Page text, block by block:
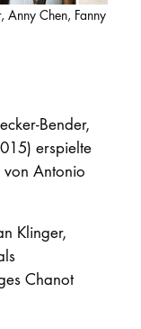
Anny Chen, Fanny
Bender,
erspielte
Antonio
Klinger,
Chanot
Online-